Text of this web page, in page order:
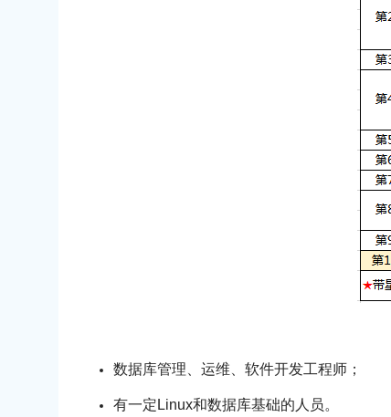
数据库管理、运维、软件开发工程师；
有一定Linux和数据库基础的人员。